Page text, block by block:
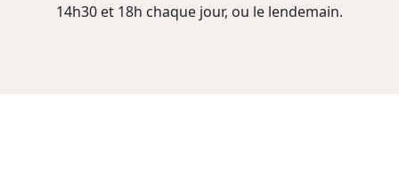
14h30 et 18h chaque jour, ou le lendemain.